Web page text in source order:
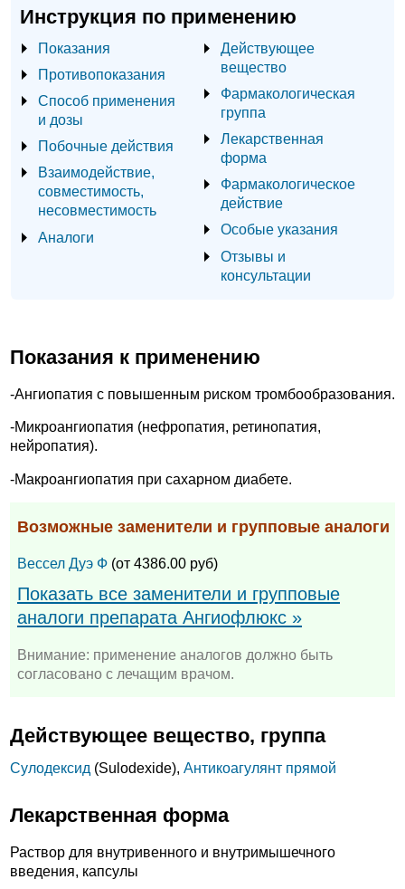
Инструкция по применению
Показания
Противопоказания
Способ применения
и дозы
Побочные действия
Взаимодействие,
совместимость,
несовместимость
Аналоги
Действующее
вещество
Фармакологическая
группа
Лекарственная
форма
Фармакологическое
действие
Особые указания
Отзывы и
консультации
Показания к применению
-Ангиопатия с повышенным риском тромбообразования.
-Микроангиопатия (нефропатия, ретинопатия,
нейропатия).
-Макроангиопатия при сахарном диабете.
Возможные заменители и групповые аналоги
Вессел Дуэ Ф (от 4386.00 руб)
Показать все заменители и групповые
аналоги препарата Ангиофлюкс »
Внимание: применение аналогов должно быть
согласовано с лечащим врачом.
Действующее вещество, группа
Сулодексид (Sulodexide), Антикоагулянт прямой
Лекарственная форма
Раствор для внутривенного и внутримышечного
введения, капсулы